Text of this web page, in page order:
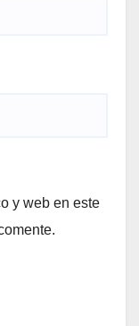
y web en este